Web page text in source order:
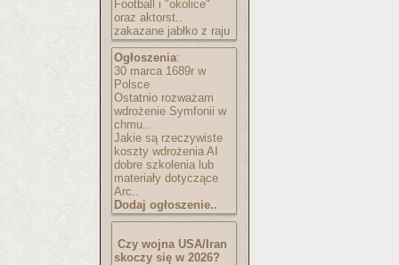
Football i "okolice"
oraz aktorst..
zakazane jabłko z raju
Ogłoszenia:
30 marca 1689r w
Polsce
Ostatnio rozważam
wdrożenie Symfonii w
chmu..
Jakie są rzeczywiste
koszty wdrożenia AI
dobre szkolenia lub
materiały dotyczące
Arc..
Dodaj ogłoszenie..
Czy wojna USA/Iran
skoczy się w 2026?